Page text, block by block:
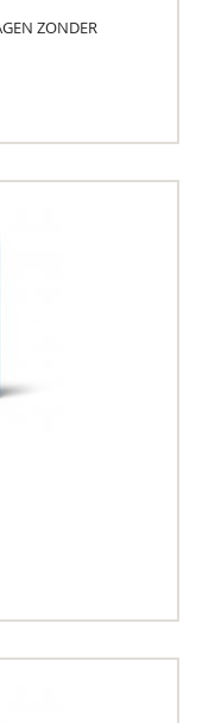
ZONDER